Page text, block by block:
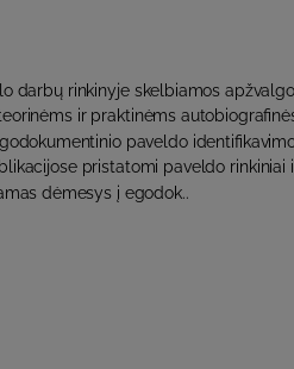
darbų rinkinyje skelbiamos
ir praktinėms
paveldo
pristatomi paveldo rinkiniai
dėmesys į egodok..